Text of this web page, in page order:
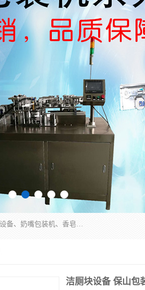
广州盈溢鑫自动化设备有限公司主要产品有茶饼棉纸包装机、蓝泡泡洁厕块设备、奶嘴包装机、香皂保鲜膜包装机、泡壳吸塑包装机、手工皂包装机、百褶机等产品，并根据客户要求生产非标自动化机械及生产线。欢迎广大客户来电咨询！
洁厕块设备 保山包